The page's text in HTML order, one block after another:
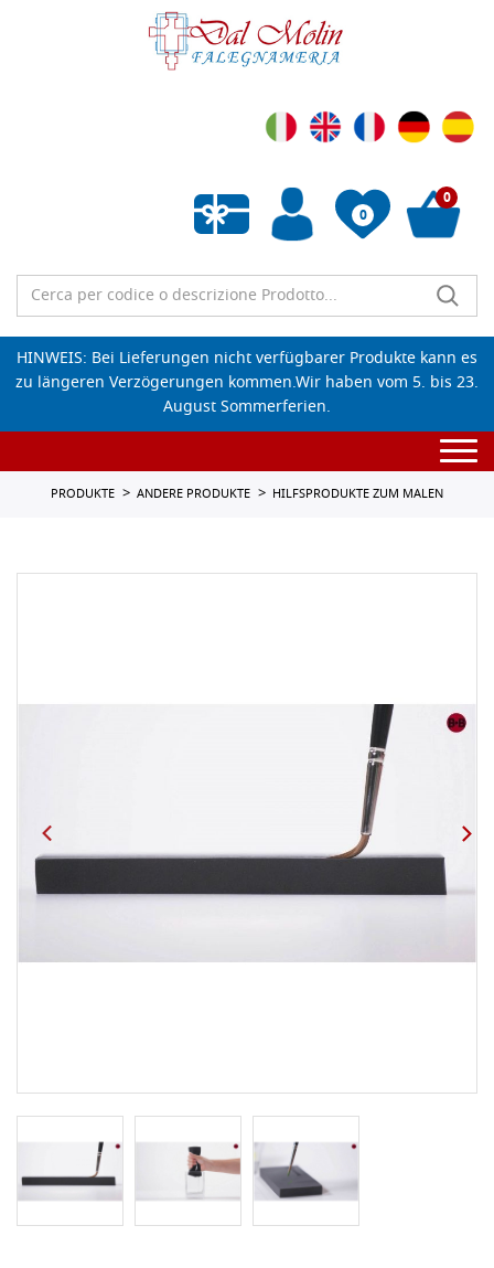
0
Wunschliste leeren
0
HINWEIS: Bei Lieferungen nicht verfügbarer Produkte kann es
zu längeren Verzögerungen kommen.Wir haben vom 5. bis 23.
August Sommerferien.
PRODUKTE ANDERE PRODUKTE HILFSPRODUKTE ZUM MALEN